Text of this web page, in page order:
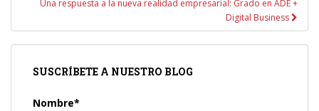
Una respuesta a la nueva realidad empresarial: Grado en ADE +
Digital Business
SUSCRÍBETE A NUESTRO BLOG
Nombre*